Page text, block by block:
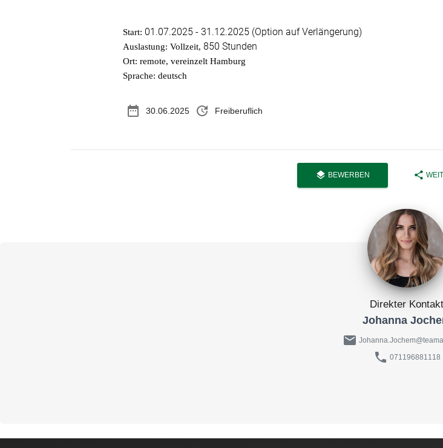
Start: 01.07.2025 - 31.12.2025 (Option auf Verlängerung)
Auslastung: Vollzeit, 850 Stunden
Ort: remote, vereinzelt Hamburg
Sprache: deutsch
date_range 30.06.2025 update Freiberuflich
layers BEWERBEN share
Direkter Kontakt
Johanna
mail
phone 071196881118